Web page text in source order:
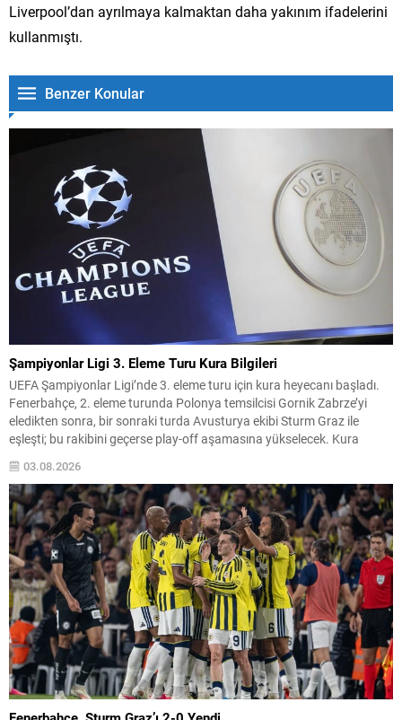
Liverpool’dan ayrılmaya kalmaktan daha yakınım ifadelerini
kullanmıştı.
Benzer Konular
Şampiyonlar Ligi 3. Eleme Turu Kura Bilgileri
UEFA Şampiyonlar Ligi’nde 3. eleme turu için kura heyecanı başladı.
Fenerbahçe, 2. eleme turunda Polonya temsilcisi Gornik Zabrze’yi
eledikten sonra, bir sonraki turda Avusturya ekibi Sturm Graz ile
eşleşti; bu rakibini geçerse play-off aşamasına yükselecek. Kura
kentindeki UEFA Genel Merkezi’nde...
03.08.2026